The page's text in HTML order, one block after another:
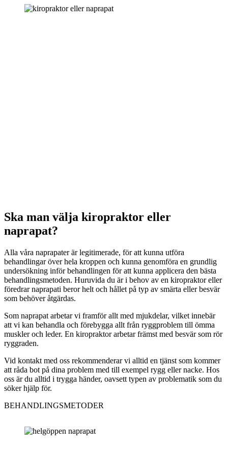
Ska man välja kiropraktor eller
naprapat?
Alla våra naprapater är legitimerade, för att kunna utföra
behandlingar över hela kroppen och kunna genomföra en grundlig
undersökning inför behandlingen för att kunna applicera den bästa
behandlingsmetoden. Huruvida du är i behov av en kiropraktor eller
föredrar naprapati beror helt och hållet på typ av smärta eller besvär
som behöver åtgärdas.
Som naprapat arbetar vi framför allt med mjukdelar, vilket innebär
att vi kan behandla och förebygga allt från ryggproblem till ömma
muskler och leder. En kiropraktor arbetar främst med besvär som rör
ryggraden.
Vid kontakt med oss rekommenderar vi alltid en tjänst som kommer
att råda bot på dina problem med till exempel rygg eller nacke. Hos
oss är du alltid i trygga händer, oavsett typen av problematik som du
söker hjälp för.
BEHANDLINGSMETODER